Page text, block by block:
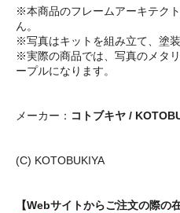
※本商品のフレームアーキテク
ん。
※写真はキットを組み立て、塗
※実際の商品では、写真のメタ
ープルになります。
メーカー： コトブキヤ /
(C) KOTOBUKIYA
【Webサイトからご注文の際の